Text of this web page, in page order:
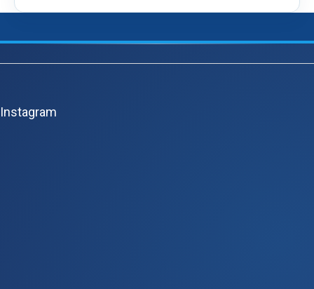
Z
Instagram